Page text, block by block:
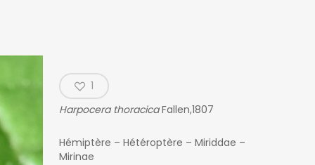
1
Harpocera thoracicaFallen,1807
Hémiptère – Hétéroptère – Miriddae –
Mirinae